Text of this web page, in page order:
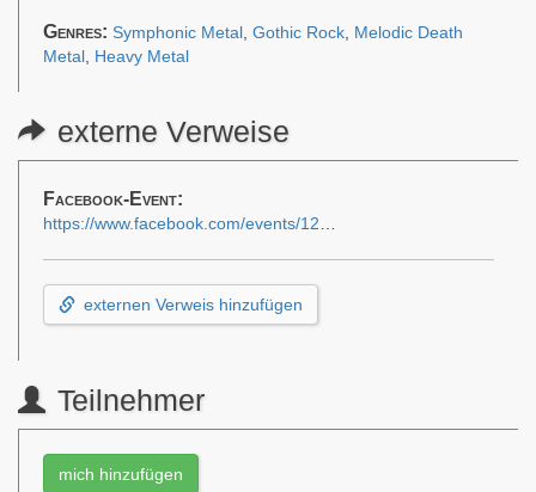
Genres: Symphonic Metal Gothic Rock
Melodic Death
Metal
Heavy Metal
externe Verweise
Facebook-Event:
https://www.facebook.com/events/1267346715278133
externen Verweis hinzufügen
Teilnehmer
mich hinzufügen